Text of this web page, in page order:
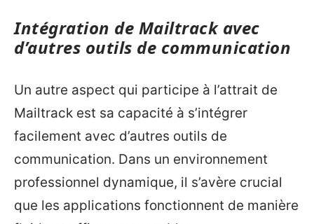
Intégration de Mailtrack avec
d’autres outils de communication
Un autre aspect qui participe à l’attrait de
Mailtrack est sa capacité à s’intégrer
facilement avec d’autres outils de
communication. Dans un environnement
professionnel dynamique, il s’avère crucial
que les applications fonctionnent de manière